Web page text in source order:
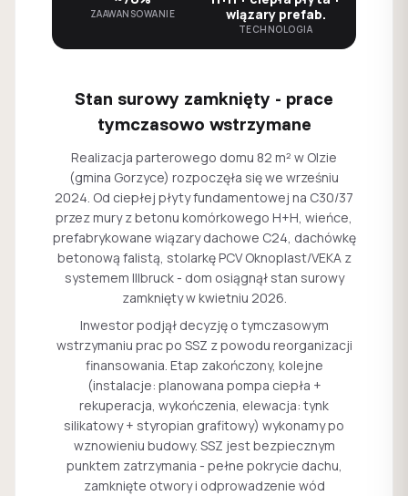
ZAAWANSOWANIE
wiązary prefab.
TECHNOLOGIA
Stan surowy zamknięty - prace
tymczasowo wstrzymane
Realizacja parterowego domu 82 m² w Olzie
(gmina Gorzyce) rozpoczęła się we wrześniu
2024. Od ciepłej płyty fundamentowej na C30/37
przez mury z betonu komórkowego H+H, wieńce,
prefabrykowane wiązary dachowe C24, dachówkę
betonową falistą, stolarkę PCV Oknoplast/VEKA z
systemem Illbruck - dom osiągnął stan surowy
zamknięty w kwietniu 2026.
Inwestor podjął decyzję o tymczasowym
wstrzymaniu prac po SSZ z powodu reorganizacji
finansowania. Etap zakończony, kolejne
(instalacje: planowana pompa ciepła +
rekuperacja, wykończenia, elewacja: tynk
silikatowy + styropian grafitowy) wykonamy po
wznowieniu budowy. SSZ jest bezpiecznym
punktem zatrzymania - pełne pokrycie dachu,
zamknięte otwory i odprowadzenie wód